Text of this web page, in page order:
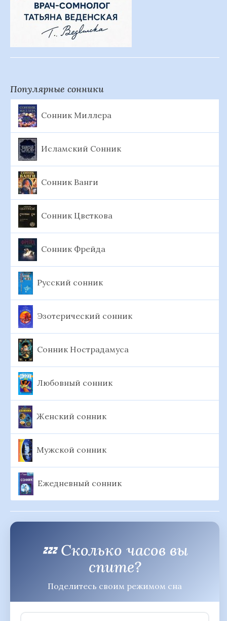
Популярные сонники
Сонник Миллера
Исламский Сонник
Сонник Ванги
Сонник Цветкова
Сонник Фрейда
Русский сонник
Эзотерический сонник
Сонник Нострадамуса
Любовный сонник
Женский сонник
Мужской сонник
Ежедневный сонник
💤 Сколько часов вы
спите?
Поделитесь своим режимом сна